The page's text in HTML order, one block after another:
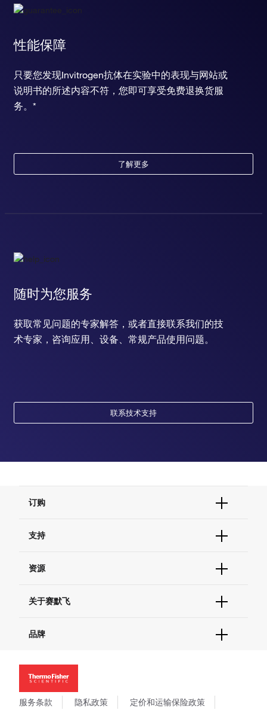
性能保障
只要您发现Invitrogen抗体在实验中的表现与网站或
说明书的所述内容不符，您即可享受免费退换货服
务。*
了解更多
随时为您服务
获取常见问题的专家解答，或者直接联系我们的技
术专家，咨询应用、设备、常规产品使用问题。
联系技术支持
订购
订单支持
现货供应中心
支持
联系我们 - 400 820 8982
查找文件&证书
资源
促销
社交媒体
关于赛默飞
招聘
新闻
社会责任
商标
品牌
Applied Biosystems
Invitrogen
Gibco
服务条款 隐私政策
定价和运输保险政策